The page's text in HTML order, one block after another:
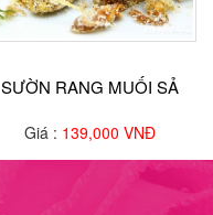
SƯỜN RANG MUỐI SẢ
Giá : 139,000 VNĐ